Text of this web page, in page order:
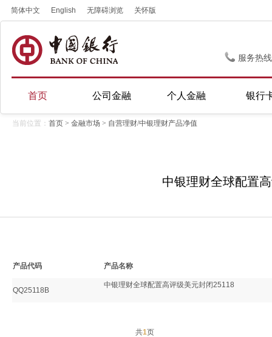
简体中文 English 无障碍浏览 关怀版
服务热
首页 公司金融 个人金融 银行
当前位置： 首页 > 金融市场 > 自营理财/中银理财产品净值
中银理财全球配置
产品代码 产品名称
QQ25118B
中银理财全球配置高评级美元封闭25118
共1页